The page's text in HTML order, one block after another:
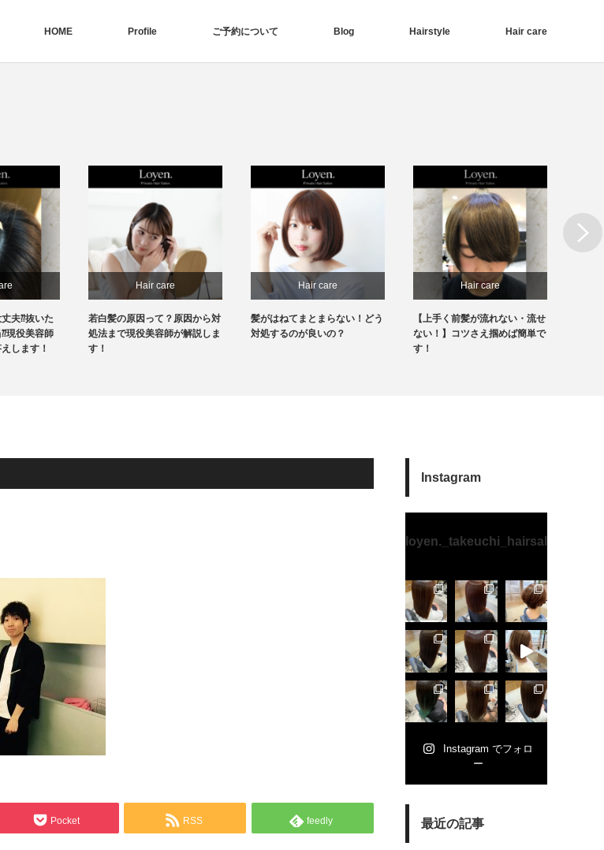
HOME Profile ご予約について Blog Hairstyle Hair care
原因から対
が解説しま
Hair care
髪がはねてまとまらない！どう
対処するのが良いの？
Hair care
【上手く前髪が流れない・流せ
ない！】コツさえ掴めば簡単で
Hair care
【前髪が割れてしまう方必
見！】原因がわかれば対処もで
きます！
Next
Pocket RSS feedly
Instagram
loyen._takeuchi_hairsalon
Instagram でフォロ
ー
最近の記事